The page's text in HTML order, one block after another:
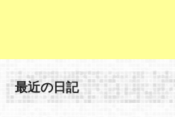
最近の日記